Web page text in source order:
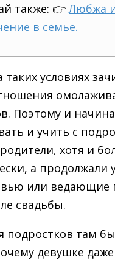
также: 👉Любжа
в семье.
таких условиях
Поэтому и
и учить с
хотя и
а продолжали
или ведающие
свадьбы.
подростков там
девушке даже